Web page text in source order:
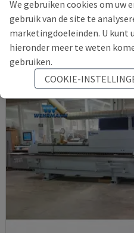
DUITSLAND 2003
We gebruiken cookies om uw
gebruik van de site te
marketingdoeleinden. U kunt
hieronder meer te weten
gebruiken.
COOKIE-